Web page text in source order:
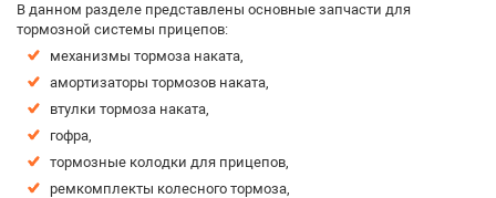
В данном разделе представлены основные запчасти для
тормозной системы прицепов:
механизмы тормоза наката,
амортизаторы тормозов наката,
втулки тормоза наката,
гофра,
тормозные колодки для прицепов,
ремкомплекты колесного тормоза,